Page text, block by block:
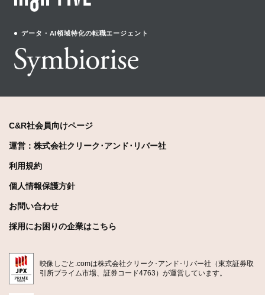
データ・AI領域特化の転職エージェント
C&R社会員向けページ
運営：株式会社クリーク･アンド･リバー社
利用規約
個人情報保護方針
お問い合わせ
採用にお困りの企業はこちら
映像しごと.comは株式会社クリーク･アンド･リバー社（東京証券取
引所プライム市場、証券コード4763）が運営しています。